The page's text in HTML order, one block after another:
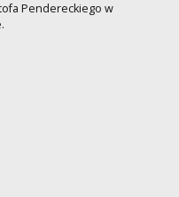
Pendereckiego w